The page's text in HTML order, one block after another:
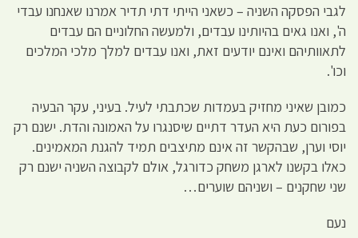
לגבי הפסקה השניה – כשאני הייתי דתי תדיר אמרנו שאנחנו עבדי
ה', ואנו גאים בהיותינו עבדים, ולמעשה החלוניים הם עבדים
לתאוותיהם ואינם יודעים זאת, ואנו עבדים למלך מלכי המלכים
וכו'.
כמובן שאיני מחזיק בעמדות שכתבתי לעיל. בעיני, עקר הבעיה
בפורום כעת היא העדר דתיים שיסנגרו על האמונה והדת. ישנם רק
יוסי וערן, שבהקשר זה אינם מתיצבים תמיד להגנת המאמינים.
כאלו בקשנו לארגן משחק כדורגל, אולם לקבוצה השניה ישנם רק
שני שחקנים – ושניהם שוערים…
נעם